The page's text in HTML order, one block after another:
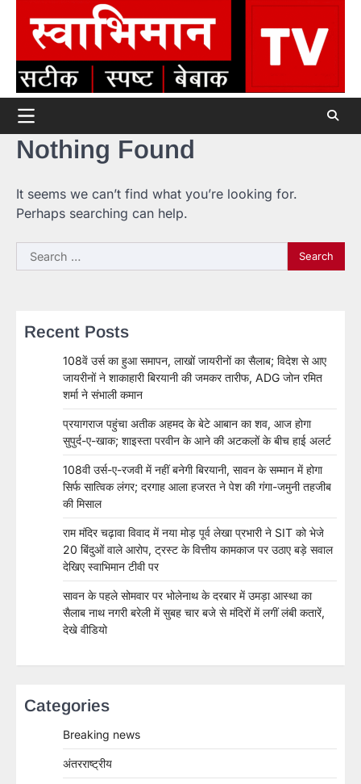
content
Nothing Found
It seems we can’t find what you’re looking for.
Perhaps searching can help.
Search
for:
Recent Posts
108वें उर्स का हुआ समापन, लाखों जायरीनों का सैलाब; विदेश से आए
जायरीनों ने शाकाहारी बिरयानी की जमकर तारीफ, ADG जोन रमित
शर्मा ने संभाली कमान
प्रयागराज पहुंचा अतीक अहमद के बेटे आबान का शव, आज होगा
सुपुर्द-ए-खाक; शाइस्ता परवीन के आने की अटकलों के बीच हाई अलर्ट
108वी उर्स-ए-रजवी में नहीं बनेगी बिरयानी, सावन के सम्मान में होगा
सिर्फ सात्विक लंगर; दरगाह आला हजरत ने पेश की गंगा-जमुनी तहजीब
की मिसाल
राम मंदिर चढ़ावा विवाद में नया मोड़ पूर्व लेखा प्रभारी ने SIT को भेजे
20 बिंदुओं वाले आरोप, ट्रस्ट के वित्तीय कामकाज पर उठाए बड़े सवाल
देखिए स्वाभिमान टीवी पर
सावन के पहले सोमवार पर भोलेनाथ के दरबार में उमड़ा आस्था का
सैलाब नाथ नगरी बरेली में सुबह चार बजे से मंदिरों में लगीं लंबी कतारें,
देखे वीडियो
Categories
Breaking news
अंतरराष्ट्रीय